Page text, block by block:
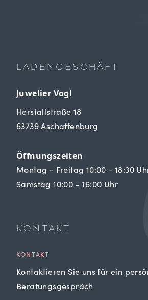
LADENGESCHÄFT
Juwelier Vogl
Herstallstraße 18
63739 Aschaffenburg
Öffnungszeiten
Montag - Freitag 10:00 - 18:30
Samstag 10:00 - 16:00 Uhr
KONTAKT
KONTAKT
Kontaktieren Sie uns für ein
Beratungsgespräch